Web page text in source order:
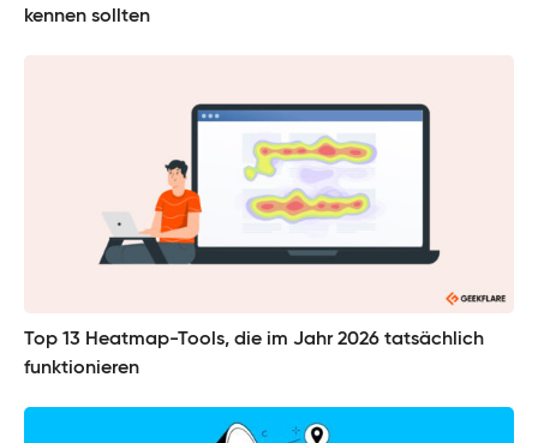
kennen sollten
Top 13 Heatmap-Tools, die im Jahr 2026 tatsächlich
funktionieren